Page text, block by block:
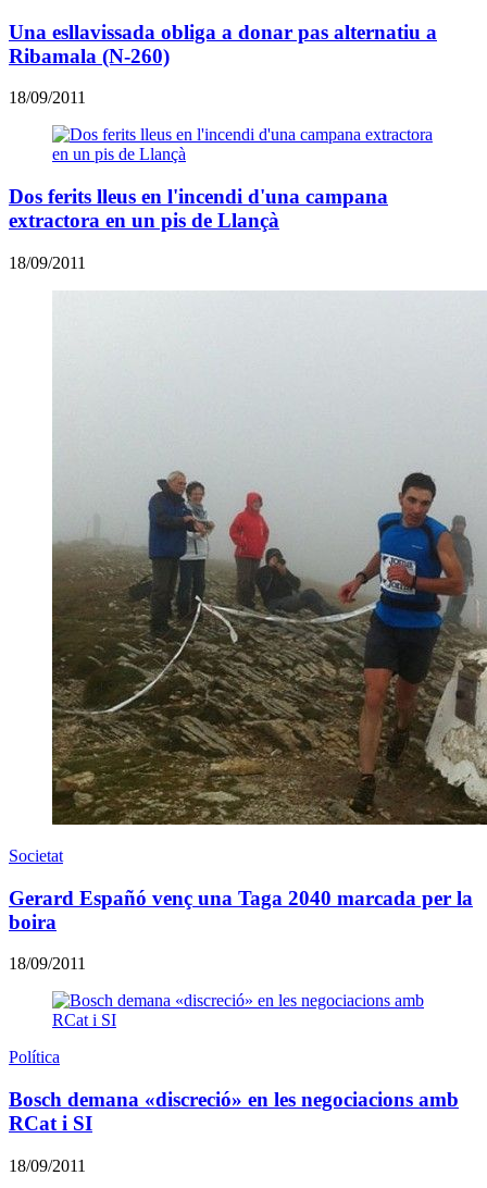
Una esllavissada obliga a donar pas alternatiu a
Ribamala (N-260)
18/09/2011
Dos ferits lleus en l'incendi d'una campana
extractora en un pis de Llançà
18/09/2011
Societat
Gerard Españó venç una Taga 2040 marcada per la
boira
18/09/2011
Política
Bosch demana «discreció» en les negociacions amb
RCat i SI
18/09/2011